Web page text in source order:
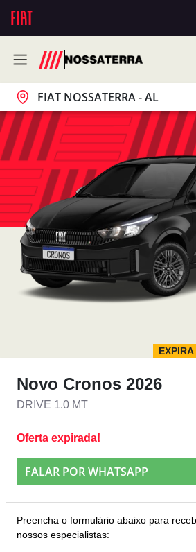
FIAT NOSSATERRA - AL
EXPIRA
Novo Cronos 2026
DRIVE 1.0 MT
Oferta expirada!
FALAR POR WHATSAPP
Preencha o formulário abaixo para
nossos especialistas: